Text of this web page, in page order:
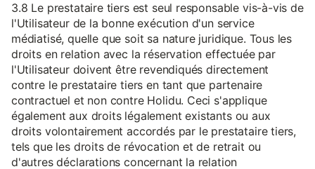
3.8 Le prestataire tiers est seul responsable vis-à-vis de
l'Utilisateur de la bonne exécution d'un service
médiatisé, quelle que soit sa nature juridique. Tous les
droits en relation avec la réservation effectuée par
l'Utilisateur doivent être revendiqués directement
contre le prestataire tiers en tant que partenaire
contractuel et non contre Holidu. Ceci s'applique
également aux droits légalement existants ou aux
droits volontairement accordés par le prestataire tiers,
tels que les droits de révocation et de retrait ou
d'autres déclarations concernant la relation